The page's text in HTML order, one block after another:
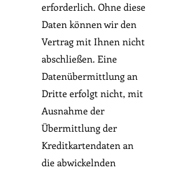
erforderlich. Ohne diese
Daten können wir den
Vertrag mit Ihnen nicht
abschließen. Eine
Datenübermittlung an
Dritte erfolgt nicht, mit
Ausnahme der
Übermittlung der
Kreditkartendaten an
die abwickelnden